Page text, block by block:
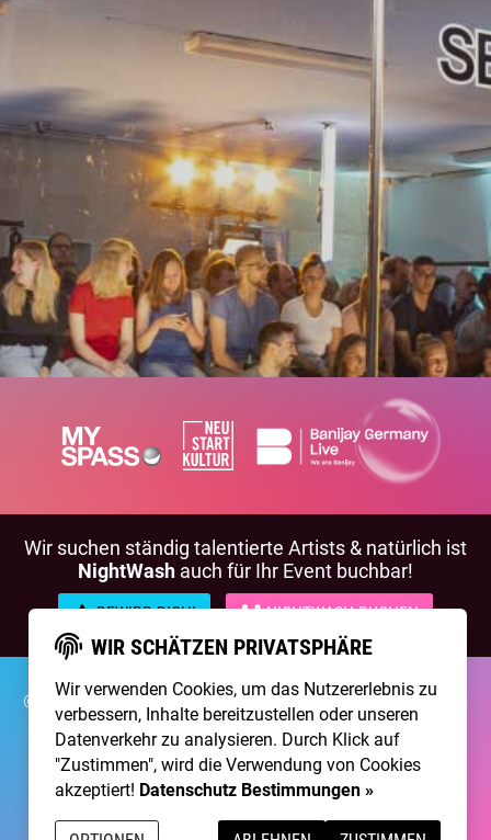
Wir suchen ständig talentierte Artists & natürlich ist
NightWash auch für Ihr Event buchbar!
BEWIRB DICH! NIGHTWASH BUCHEN
©2026 Brainpool LiveÜber UnsKontaktMembership
ImpressumDatenschutz
Erstellt mit von300 Design
grüner IT
WIR SCHÄTZEN PRIVATSPHÄRE
Wir verwenden Cookies, um das Nutzererlebnis zu
verbessern, Inhalte bereitzustellen oder unseren
Datenverkehr zu analysieren. Durch Klick auf
"Zustimmen", wird die Verwendung von Cookies
akzeptiert! Datenschutz Bestimmungen »